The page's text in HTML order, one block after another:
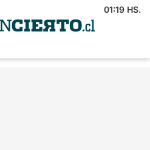
01:19 HS.